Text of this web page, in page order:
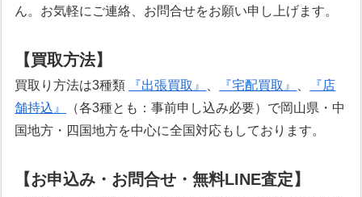
ん。お気軽にご連絡、お問合せをお願い申し上げます。
【買取方法】
買取り方法は3種類 『出張買取』 『宅配買取』
『店
舗持込』
（各3種とも：事前申し込み必要）で岡山県・中
国地方・四国地方を中心に全国対応もしております。
【お申込み・お問合せ・無料LINE査定】